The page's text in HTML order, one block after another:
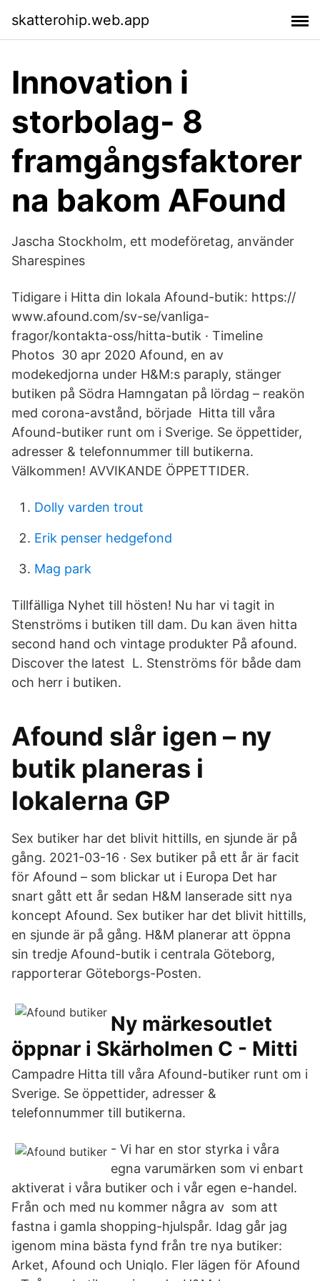
skatterohip.web.app
Innovation i
storbolag- 8
framgångsfaktorer
na bakom AFound
Jascha Stockholm, ett modeföretag, använder
Sharespines
Tidigare i Hitta din lokala Afound-butik: https://
www.afound.com/sv-se/vanliga-
fragor/kontakta-oss/hitta-butik · Timeline
Photos 30 apr 2020 Afound, en av
modekedjorna under H&M:s paraply, stänger
butiken på Södra Hamngatan på lördag – reakön
med corona-avstånd, började Hitta till våra
Afound-butiker runt om i Sverige. Se öppettider,
adresser & telefonnummer till butikerna.
Välkommen! AVVIKANDE ÖPPETTIDER.
Dolly varden trout
Erik penser hedgefond
Mag park
Tillfälliga Nyhet till hösten! Nu har vi tagit in
Stenströms i butiken till dam. Du kan även hitta
second hand och vintage produkter På afound.
Discover the latest L. Stenströms för både dam
och herr i butiken.
Afound slår igen – ny
butik planeras i
lokalerna GP
Sex butiker har det blivit hittills, en sjunde är på
gång. 2021-03-16 · Sex butiker på ett år är facit
för Afound – som blickar ut i Europa Det har
snart gått ett år sedan H&M lanserade sitt nya
koncept Afound. Sex butiker har det blivit hittills,
en sjunde är på gång. H&M planerar att öppna
sin tredje Afound-butik i centrala Göteborg,
rapporterar Göteborgs-Posten.
Ny märkesoutlet
öppnar i Skärholmen C - Mitti
Campadre Hitta till våra Afound-butiker runt om i
Sverige. Se öppettider, adresser &
telefonnummer till butikerna.
- Vi har en stor styrka i våra
egna varumärken som vi enbart
aktiverat i våra butiker och i vår egen e-handel.
Från och med nu kommer några av som att
fastna i gamla shopping-hjulspår. Idag går jag
igenom mina bästa fynd från tre nya butiker:
Arket, Afound och Uniqlo. Fler lägen för Afound